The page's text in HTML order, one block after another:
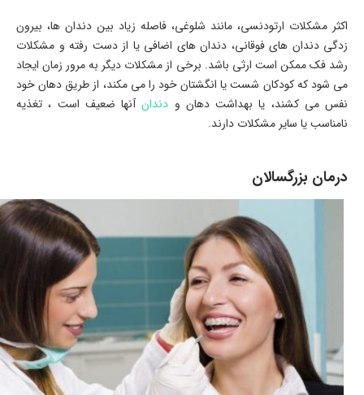
اکثر مشکلات ارتودنسی، مانند شلوغی، فاصله زیاد بین دندان ها، بیرون
زدگی دندان های فوقانی، دندان های اضافی یا از دست رفته و مشکلات
رشد فک ممکن است ارثی باشد. برخی از مشکلات دیگر به مرور زمان ایجاد
می شود که کودکان شست یا انگشتان خود را می مکند، از طریق دهان خود
نفس می کشند، یا بهداشت دهان و دندانآنها ضعیف است ، تغذیه
نامناسب یا سایر مشکلات دارند.
درمان بزرگسالان